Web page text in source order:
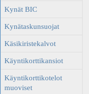
Kynät BIC
Kynätaskunsuojat
Käsikiristekalvot
Käyntikorttikansiot
Käyntikorttikotelot
muoviset